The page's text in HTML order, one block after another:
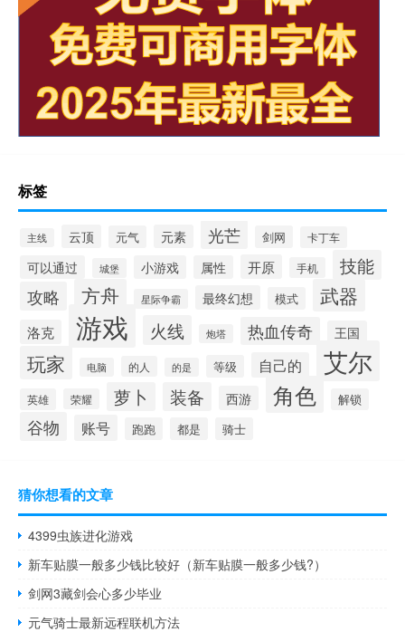
标签
主线 云顶 元气 元素 光芒 剑网 卡丁车
可以通过 城堡 小游戏 属性 开原 手机 技能
攻略 方舟 星际争霸 最终幻想 模式 武器
洛克 游戏 火线 炮塔 热血传奇 王国
玩家 电脑 的人 的是 等级 自己的 艾尔
英雄 荣耀 萝卜 装备 西游 角色 解锁
谷物 账号 跑跑 都是 骑士
猜你想看的文章
4399虫族进化游戏
新车贴膜一般多少钱比较好（新车贴膜一般多少钱?）
剑网3藏剑会心多少毕业
元气骑士最新远程联机方法